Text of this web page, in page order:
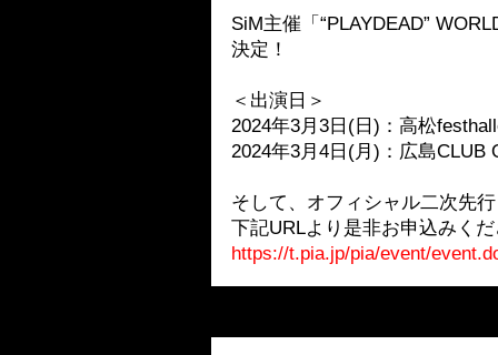
SiM主催「“PLAYDEAD”
決定！
＜出演日＞
2024年3月3日(日)：高松
2024年3月4日(月)：広島CLUB
そして、オフィシャル二次先
下記URLより是非お申込みく
https://t.pia.jp/pia/event/